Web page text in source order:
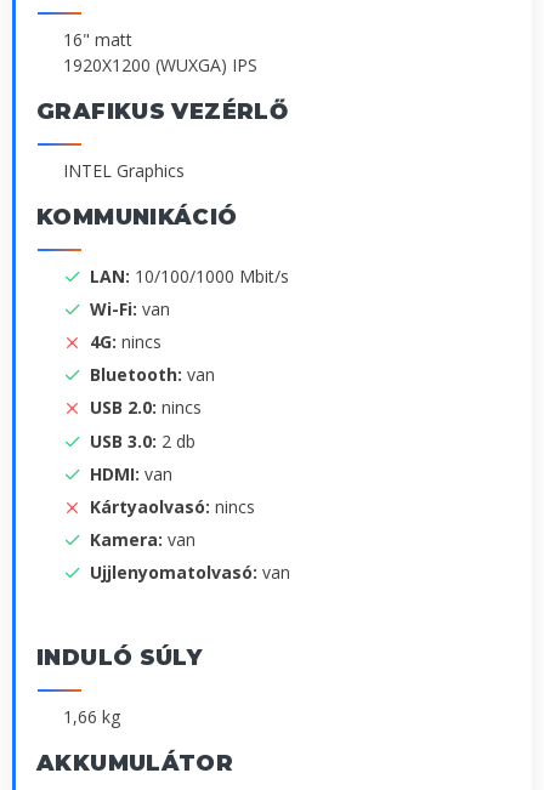
16" matt
1920X1200 (WUXGA) IPS
GRAFIKUS VEZÉRLŐ
INTEL Graphics
KOMMUNIKÁCIÓ
LAN: 10/100/1000 Mbit/s
Wi-Fi: van
4G: nincs
Bluetooth: van
USB 2.0: nincs
USB 3.0: 2 db
HDMI: van
Kártyaolvasó: nincs
Kamera: van
Ujjlenyomatolvasó: van
INDULÓ SÚLY
1,66 kg
AKKUMULÁTOR